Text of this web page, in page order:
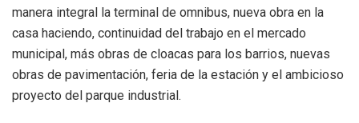
manera integral la terminal de omnibus, nueva obra en la
casa haciendo, continuidad del trabajo en el mercado
municipal, más obras de cloacas para los barrios, nuevas
obras de pavimentación, feria de la estación y el ambicioso
proyecto del parque industrial.